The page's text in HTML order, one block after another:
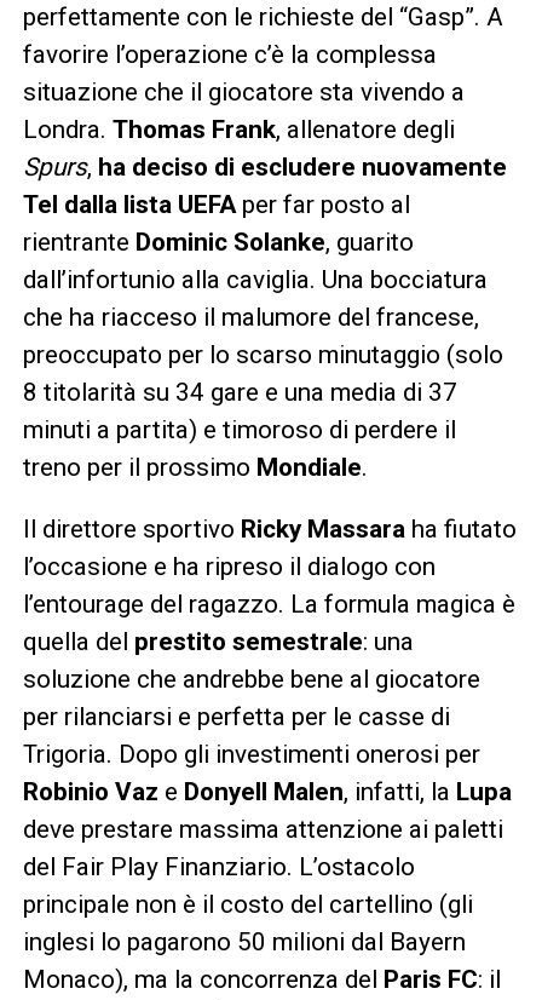
perfettamente con le richieste del “Gasp”. A
favorire l’operazione c’è la complessa
situazione che il giocatore sta vivendo a
Londra. Thomas Frank, allenatore degli
Spurs, ha deciso di escludere nuovamente
Tel dalla lista UEFA per far posto al
rientrante Dominic Solanke, guarito
dall’infortunio alla caviglia. Una bocciatura
che ha riacceso il malumore del francese,
preoccupato per lo scarso minutaggio (solo
8 titolarità su 34 gare e una media di 37
minuti a partita) e timoroso di perdere il
treno per il prossimo Mondiale.
Il direttore sportivo Ricky Massara ha fiutato
l’occasione e ha ripreso il dialogo con
l’entourage del ragazzo. La formula magica è
quella del prestito semestrale: una
soluzione che andrebbe bene al giocatore
per rilanciarsi e perfetta per le casse di
Trigoria. Dopo gli investimenti onerosi per
Robinio Vaz e Donyell Malen, infatti, la Lupa
deve prestare massima attenzione ai paletti
del Fair Play Finanziario. L’ostacolo
principale non è il costo del cartellino (gli
inglesi lo pagarono 50 milioni dal Bayern
Monaco), ma la concorrenza del Paris FC: il